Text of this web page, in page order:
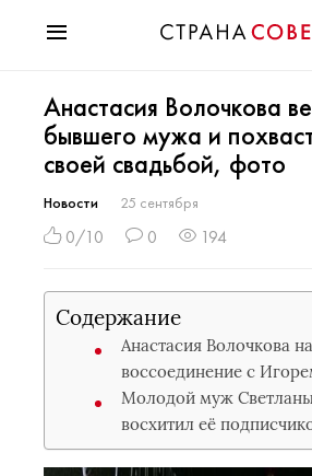
Мода
Звезды
Гороскопы
Здоровье
Психология
Разное
Праздники
Анастасия Волочкова
бывшего мужа и
своей свадьбой, фото
Новости 25 сентября
0/10 0 194
Содержание
Анастасия Волочкова
воссоединение с
Молодой муж
восхитил её